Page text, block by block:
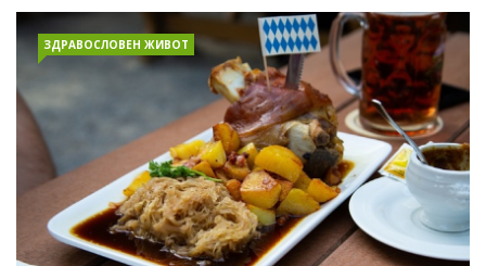
ЗДРАВОСЛОВЕН ЖИВОТ